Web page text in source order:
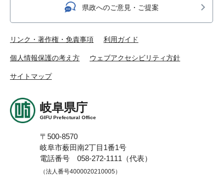
県政へのご意見・ご提案
リンク・著作権・免責事項 利用ガイド
個人情報保護の考え方 ウェブアクセシビリティ方針
サイトマップ
岐阜県庁
GIFU Prefectural Office
〒500-8570
岐阜市薮田南2丁目1番1号
電話番号 058-272-1111（代表）
（法人番号4000020210005）